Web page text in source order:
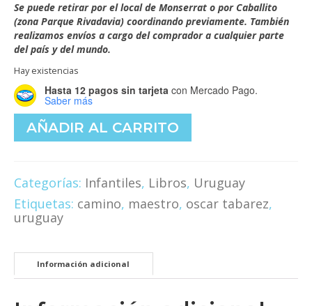
Se puede retirar por el local de Monserrat o por Caballito
(zona Parque Rivadavia) coordinando previamente. También
realizamos envíos a cargo del comprador a cualquier parte
del país y del mundo.
Hay existencias
Hasta 12 pagos sin tarjeta con Mercado Pago.
Saber más
camino
cantidad
AÑADIR AL CARRITO
Categorías: Infantiles, Libros, Uruguay
Etiquetas: camino, maestro, oscar tabarez,
uruguay
Información adicional